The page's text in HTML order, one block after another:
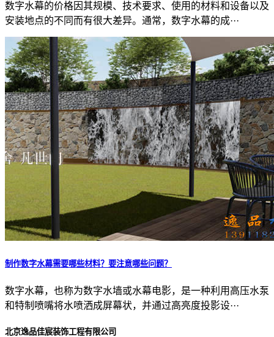
数字水幕的价格因其规模、技术要求、使用的材料和设备以及
安装地点的不同而有很大差异。通常，数字水幕的成···
制作数字水幕需要哪些材料？要注意哪些问题？
数字水幕，也称为数字水墙或水幕电影，是一种利用高压水泵
和特制喷嘴将水喷洒成屏幕状，并通过高亮度投影设···
北京逸品佳宸装饰工程有限公司